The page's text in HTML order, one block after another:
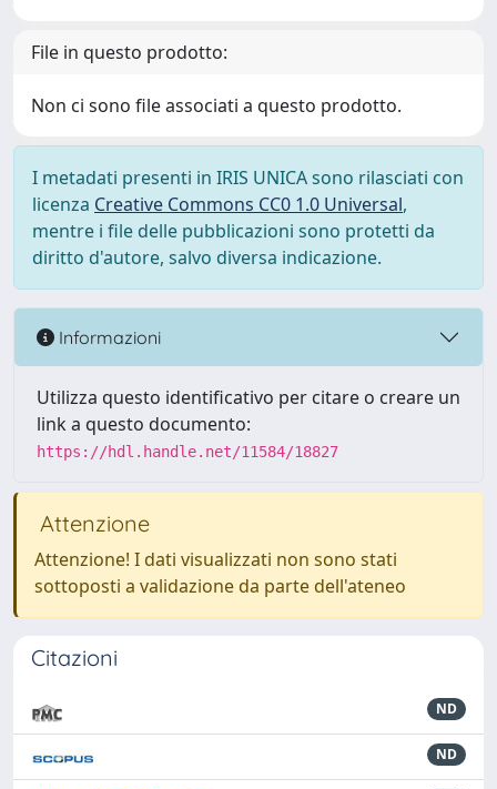
File in questo prodotto:
Non ci sono file associati a questo prodotto.
I metadati presenti in IRIS UNICA sono rilasciati con
licenza Creative Commons CC0 1.0 Universal,
mentre i file delle pubblicazioni sono protetti da
diritto d'autore, salvo diversa indicazione.
Informazioni
Utilizza questo identificativo per citare o creare un
link a questo documento:
https://hdl.handle.net/11584/18827
Attenzione
Attenzione! I dati visualizzati non sono stati
sottoposti a validazione da parte dell'ateneo
Citazioni
ND
ND